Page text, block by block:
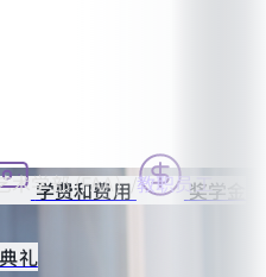
学费和费用 奖学金
礼
术学部 (FAA) 教职员工